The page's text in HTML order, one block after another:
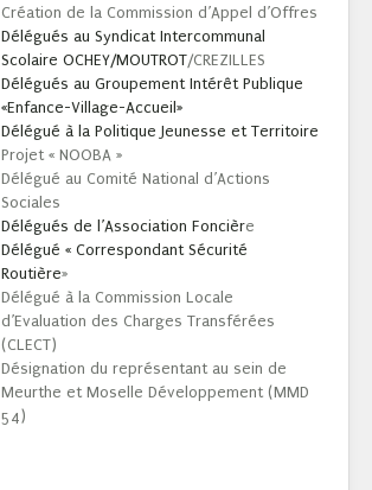
Création de la Commission d’Appel d’Offres
Délégués au Syndicat Intercommunal
Scolaire OCHEY/MOUTROT/CREZILLES
Délégués au Groupement Intérêt Publique
«Enfance-Village-Accueil»
Délégué à la Politique Jeunesse et Territoire
Projet « NOOBA »
Délégué au Comité National d’Actions
Sociales
Délégués de l’Association Foncière
Délégué « Correspondant Sécurité
Routière»
Délégué à la Commission Locale
d’Evaluation des Charges Transférées
(CLECT)
Désignation du représentant au sein de
Meurthe et Moselle Développement (MMD
54)